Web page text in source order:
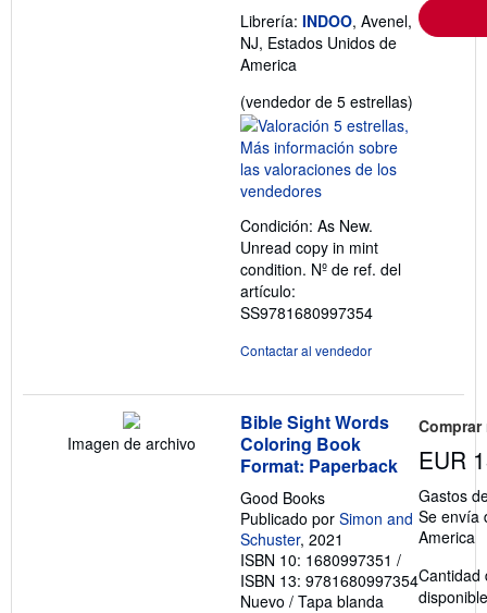
Librería: INDOO, Avenel,
NJ, Estados Unidos de
America
(vendedor de 5 estrellas)
Condición: As New.
Unread copy in mint
condition. Nº de ref. del
artículo:
SS9781680997354
Contactar al vendedor
Imagen de archivo
Bible Sight Words
Coloring Book
Format: Paperback
Good Books
Publicado por Simon and
Schuster, 2021
ISBN 10: 1680997351 /
ISBN 13: 9781680997354
Nuevo / Tapa blanda
EUR
Gastos
Se envía
America
Cantidad